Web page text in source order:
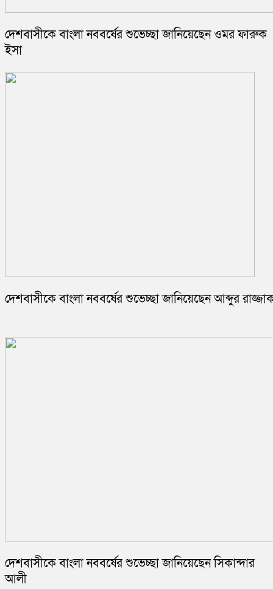
দেশবাসীকে বাংলা নববর্ষের শুভেচ্ছা জানিয়েছেন ওমর ফারুক
ইসা
দেশবাসীকে বাংলা নববর্ষের শুভেচ্ছা জানিয়েছেন আব্দুর
দেশবাসীকে বাংলা নববর্ষের শুভেচ্ছা জানিয়েছেন সিকান্দার
আলী